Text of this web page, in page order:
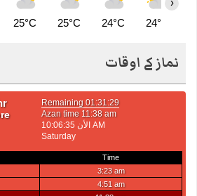
25°C 25°C 24°C 24°C
›
نماز کے اوقات